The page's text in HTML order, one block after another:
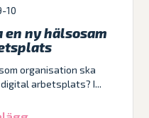
10
en ny hälsosam
organisation ska
arbetsplats? I...